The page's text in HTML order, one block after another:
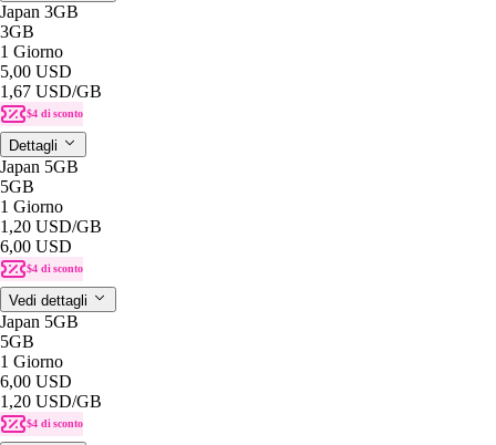
Japan 3GB
3GB
1 Giorno
5,00 USD
1,67 USD/GB
$4 di sconto
Dettagli
Japan 5GB
5GB
1 Giorno
1,20 USD/GB
6,00 USD
$4 di sconto
Vedi dettagli
Japan 5GB
5GB
1 Giorno
6,00 USD
1,20 USD/GB
$4 di sconto